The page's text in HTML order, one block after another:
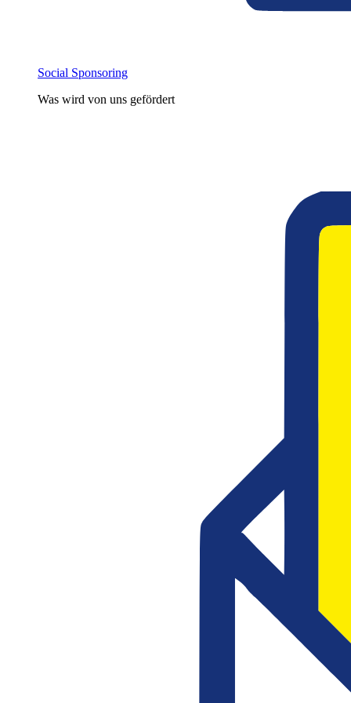
Social Sponsoring
Was wird von uns gefördert